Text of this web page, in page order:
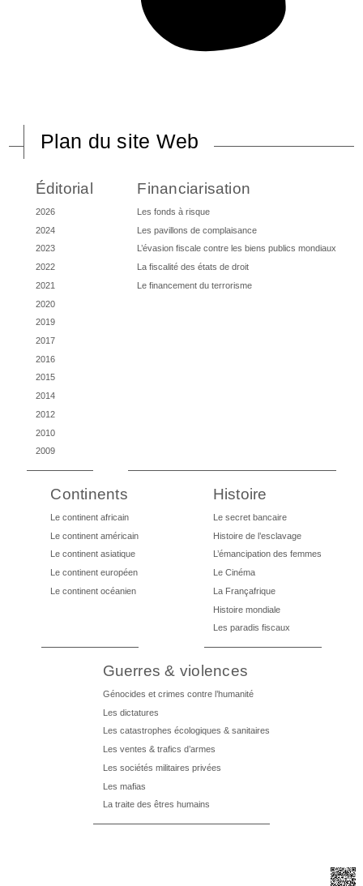
Plan du site Web
Éditorial
2026
2024
2023
2022
2021
2020
2019
2017
2016
2015
2014
2012
2010
2009
Financiarisation
Les fonds à risque
Les pavillons de complaisance
L’évasion fiscale contre les biens publics mondiaux
La fiscalité des états de droit
Le financement du terrorisme
Continents
Le continent africain
Le continent américain
Le continent asiatique
Le continent européen
Le continent océanien
Histoire
Le secret bancaire
Histoire de l’esclavage
L’émancipation des femmes
Le Cinéma
La Françafrique
Histoire mondiale
Les paradis fiscaux
Guerres & violences
Génocides et crimes contre l’humanité
Les dictatures
Les catastrophes écologiques & sanitaires
Les ventes & trafics d’armes
Les sociétés militaires privées
Les mafias
La traite des êtres humains